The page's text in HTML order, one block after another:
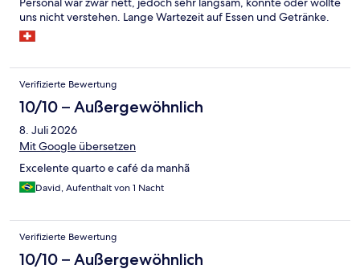
uns nicht verstehen. Lange Wartezeit auf Essen und Getränke.
Verifizierte Bewertung
10/10 – Außergewöhnlich
8. Juli 2026
Mit Google übersetzen
Excelente quarto e café da manhã
David, Aufenthalt von 1 Nacht
Verifizierte Bewertung
10/10 – Außergewöhnlich